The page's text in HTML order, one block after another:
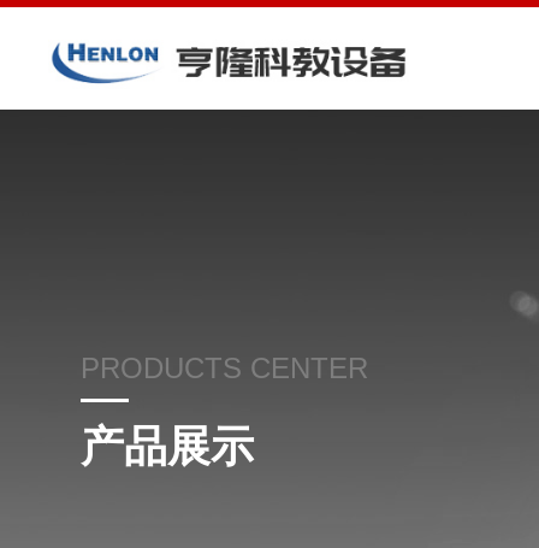
PRODUCTS CENTER
产品展示